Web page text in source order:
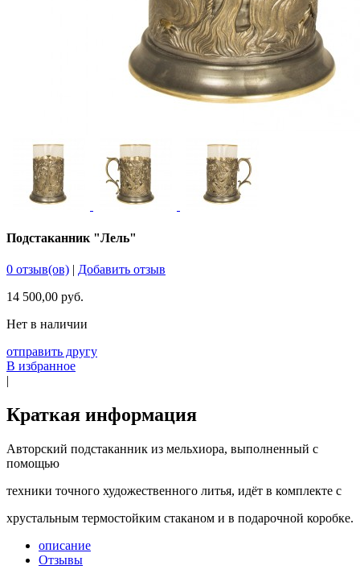
Подстаканник "Лель"
0 отзыв(ов) | Добавить отзыв
14 500,00 руб.
Нет в наличии
отправить другу
В избранное
|
Краткая информация
Авторский подстаканник из мельхиора, выполненный с
помощью
техники точного художественного литья, идёт в комплекте с
хрустальным термостойким стаканом и в подарочной коробке.
описание
Отзывы